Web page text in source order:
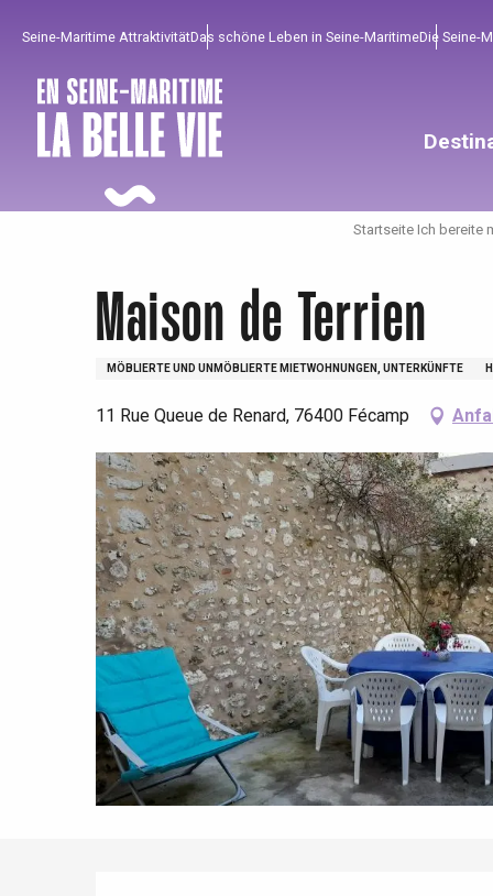
principal
Seine-Maritime AttraktivitätDas schöne Leben in Seine-MaritimeDie Seine-
Um zu profitieren
Die gesamte Agenda
Frühling
Wenn es regnet
Mit den Kindern
Unter Freunden
Unumgänglich
Trendige Orte
Bester Brunch
Restaurants mit
Aussicht
Gut aus der Heimat !
Aufenthalte am Meer
Aufenthalte mit dem
Zug
Fahrradaufenthalte
Startseite Ich bereite
Maison de Terrien
MÖBLIERTE UND UNMÖBLIERTE MIETWOHNUNGEN, UNTERKÜNFTE
11 Rue Queue de Renard, 76400 Fécamp